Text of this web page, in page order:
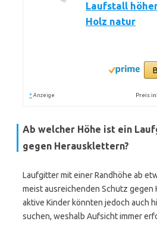
Laufstall
Holz natur
* Anzeige Preis
Ab welcher Höhe ist ein
gegen Herausklettern?
Laufgitter mit einer Randhöhe ab
meist ausreichenden Schutz gegen
aktive Kinder könnten jedoch auch
suchen, weshalb Aufsicht immer